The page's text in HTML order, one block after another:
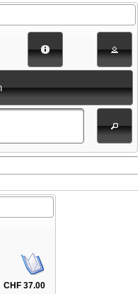
CHF 37.00